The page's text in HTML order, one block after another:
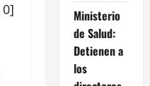
0]
Ministerio
de Salud:
Detienen a
los